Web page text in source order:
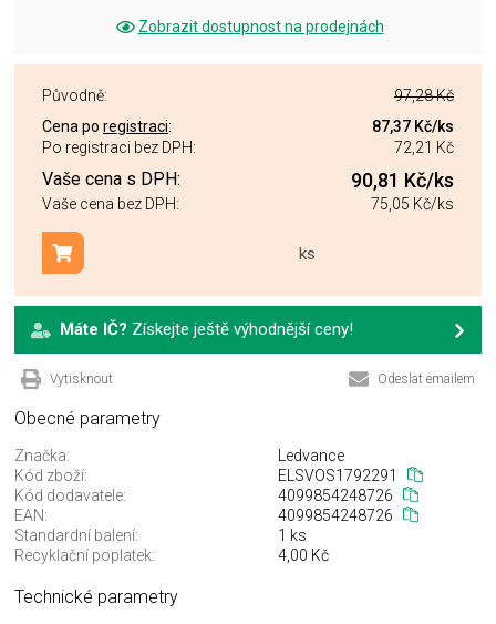
Zobrazit dostupnost na prodejnách
Původně:
97,28 Kč
Cena po registraci: 87,37 Kč/ks
Po registraci bez DPH:
72,21 Kč
Vaše cena s DPH: 90,81 Kč/ks
Vaše cena bez DPH: 75,05 Kč/ks
ks
Přidat do košíku
Máte IČ? Získejte ještě výhodnější ceny!
Vytisknout Odeslat emailem
Obecné parametry
Značka:
Ledvance
Kód zboží:
ELSVOS1792291
Kód dodavatele:
4099854248726
EAN:
4099854248726
Standardní balení:
1 ks
Recyklační poplatek:
4,00 Kč
Technické parametry